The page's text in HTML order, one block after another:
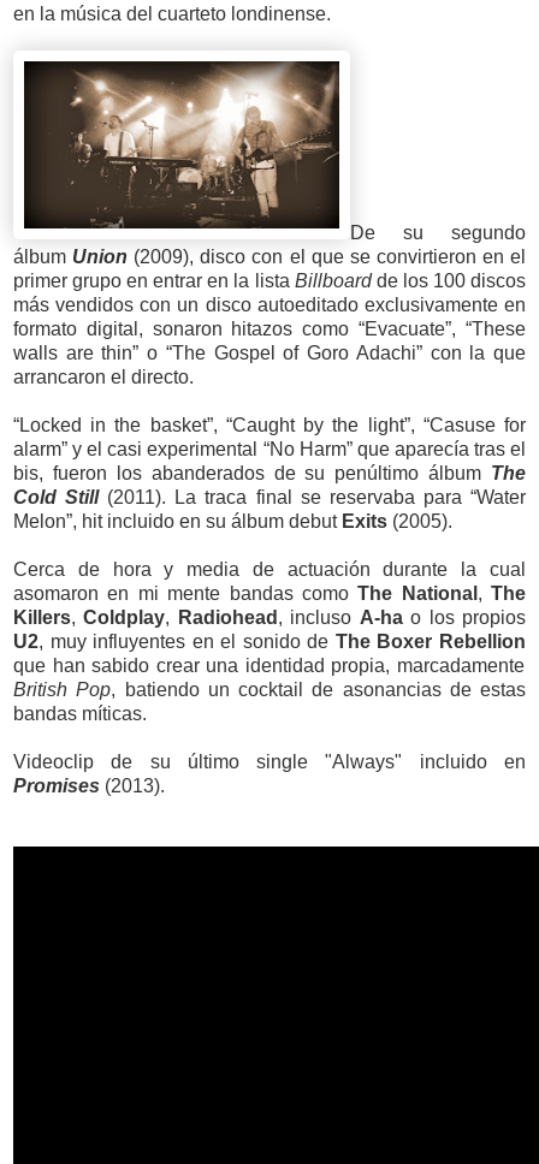
en la música del cuarteto londinense.
De su segundo
álbum Union (2009), disco con el que se convirtieron en el
primer grupo en entrar en la lista Billboardde los 100 discos
más vendidos con un disco autoeditado exclusivamente en
formato digital, sonaron hitazos como “Evacuate”, “These
walls are thin” o “The Gospel of Goro Adachi” con la que
arrancaron el directo.
“Locked in the basket”, “Caught by the light”, “Casuse for
alarm” y el casi experimental “No Harm” que aparecía tras el
bis, fueron los abanderados de su penúltimo álbum The
Cold Still(2011). La traca final se reservaba para “Water
Melon”, hit incluido en su álbum debut Exits (2005).
Cerca de hora y media de actuación durante la cual
asomaron en mi mente bandas comoThe National , The
Killers,Coldplay, Radiohead , incluso A-hao los propios
U2, muy influyentes en el sonido de The Boxer Rebellion
que han sabido crear una identidad propia, marcadamente
British Pop, batiendo un cocktail de asonancias de estas
bandas míticas.
Videoclip de su último single "Always" incluido en
Promises (2013).